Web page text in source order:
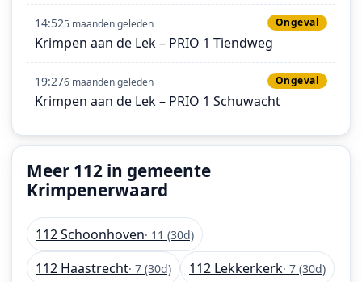
14:525 maanden geleden Ongeval
Krimpen aan de Lek – PRIO 1 Tiendweg
19:276 maanden geleden Ongeval
Krimpen aan de Lek – PRIO 1 Schuwacht
Meer 112 in gemeente
Krimpenerwaard
112 Schoonhoven· 11 (30d)
112 Haastrecht· 7 (30d) 112 Lekkerkerk· 7 (30d)